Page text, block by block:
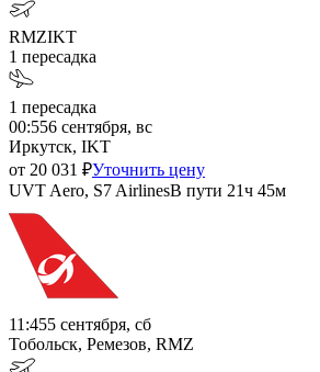
RMZIKT
1 пересадка
1 пересадка
00:556 сентября, вс
Иркутск, IKT
от 20 031 ₽Уточнить цену
UVT Aero, S7 AirlinesВ пути 21ч 45м
11:455 сентября, сб
Тобольск, Ремезов, RMZ